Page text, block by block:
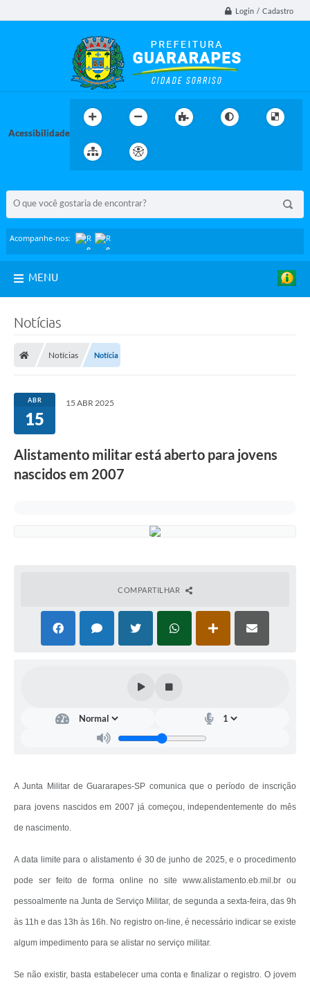
Login / Cadastro
Acessibilidade
Acompanhe-nos:
MENU
Notícias
Notícias Notícia
ABR
15
15 ABR 2025
Alistamento militar está aberto para jovens
nascidos em 2007
COMPARTILHAR
A Junta Militar de Guararapes-SP comunica que o período de inscrição
para jovens nascidos em 2007 já começou, independentemente do mês
de nascimento.
A data limite para o alistamento é 30 de junho de 2025, e o procedimento
pode ser feito de forma online no site www.alistamento.eb.mil.br ou
pessoalmente na Junta de Serviço Militar, de segunda a sexta-feira, das 9h
às 11h e das 13h às 16h. No registro on-line, é necessário indicar se existe
algum impedimento para se alistar no serviço militar.
Se não existir, basta estabelecer uma conta e finalizar o registro. O jovem